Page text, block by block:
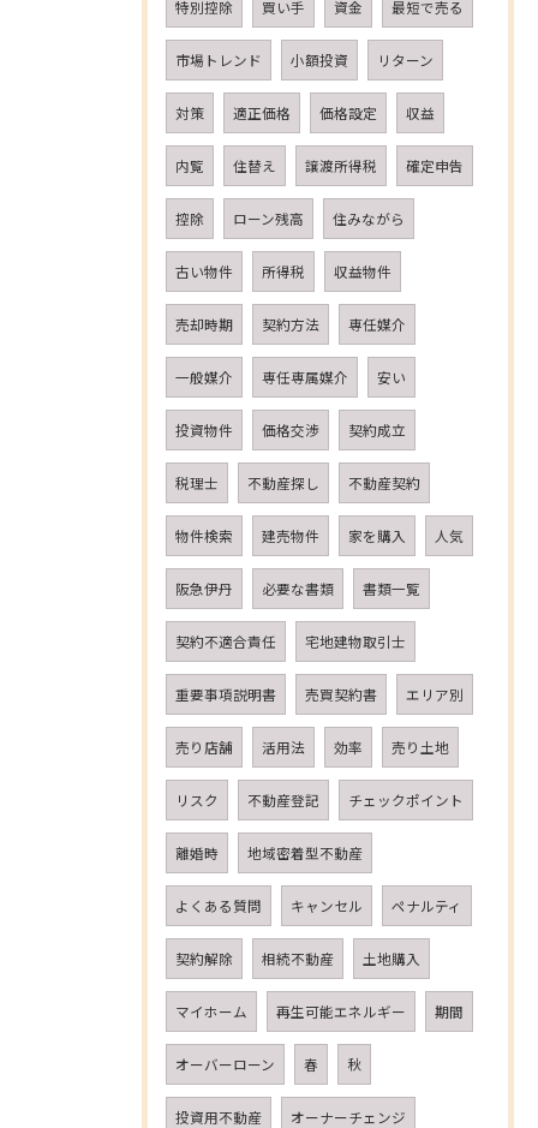
特別控除 買い手 資金 最短で売る
市場トレンド 小額投資 リターン
対策 適正価格 価格設定 収益
内覧 住替え 譲渡所得税 確定申告
控除 ローン残高 住みながら
古い物件 所得税 収益物件
売却時期 契約方法 専任媒介
一般媒介 専任専属媒介 安い
投資物件 価格交渉 契約成立
税理士 不動産探し 不動産契約
物件検索 建売物件 家を購入 人気
阪急伊丹 必要な書類 書類一覧
契約不適合責任 宅地建物取引士
重要事項説明書 売買契約書 エリア別
売り店舗 活用法 効率 売り土地
リスク 不動産登記 チェックポイント
離婚時 地域密着型不動産
よくある質問 キャンセル ペナルティ
契約解除 相続不動産 土地購入
マイホーム 再生可能エネルギー 期間
オーバーローン 春 秋
投資用不動産 オーナーチェンジ